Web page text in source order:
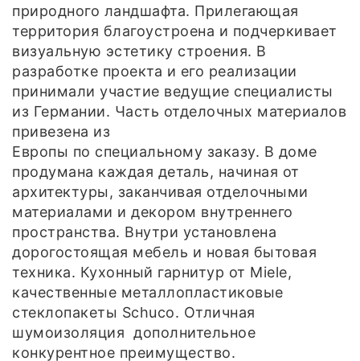
природного ландшафта. Прилегающая
территория благоустроена и подчеркивает
визуальную эстетику строения. В
разработке проекта и его реализации
принимали участие ведущие специалисты
из Германии. Часть отделочных материалов
привезена из
Европы по специальному заказу. В доме
продумана каждая деталь, начиная от
архитектуры, заканчивая отделочными
материалами и декором внутреннего
пространства. Внутри установлена
дорогостоящая мебель и новая бытовая
техника. Кухонный гарнитур от Miele,
качественные металлопластиковые
стеклопакеты Schuco. Отличная
шумоизоляция дополнительное
конкурентное преимущество.